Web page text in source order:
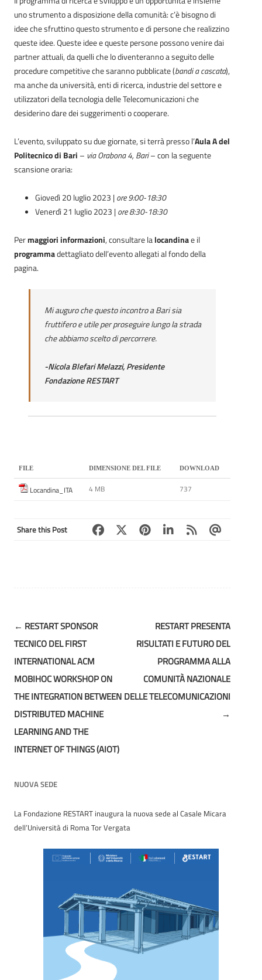
uno strumento a disposizione della comunità: c’è bisogno di
idee che sfruttino questo strumento e di persone che realizzino
queste idee. Queste idee e queste persone possono venire dai
partner attuali, da quelli che lo diventeranno a seguito delle
procedure competitive che saranno pubblicate (bandi a cascata),
ma anche da università, enti di ricerca, industrie del settore e
utilizzatori della tecnologia delle Telecomunicazioni che
desiderino dare dei suggerimenti o cooperare.
L’evento, sviluppato su due giornate, si terrà presso l’Aula A del
Politecnico di Bari – via Orabona 4, Bari– con la seguente
scansione oraria:
Giovedì 20 luglio 2023 |ore 9:00-18:30
Venerdì 21 luglio 2023 |ore 8:30-18:30
Permaggiori informazioni, consultare lalocandinae il
programmadettagliato dell’evento allegati al fondo della
pagina.
Mi auguro che questo incontro a Bari sia
fruttifero e utile per proseguire lungo la strada
che abbiamo scelto di percorrere.
-Nicola Blefari Melazzi, Presidente
Fondazione RESTART
FILE DIMENSIONE DEL FILE DOWNLOAD
Locandina_ITA 4 MB 737
Share this Post
Post
navigation
← RESTART SPONSOR
TECNICO DEL FIRST
INTERNATIONAL ACM
MOBIHOC WORKSHOP ON
THE INTEGRATION BETWEEN
DISTRIBUTED MACHINE
LEARNING AND THE
INTERNET OF THINGS (AIOT)
RESTART PRESENTA
RISULTATI E FUTURO DEL
PROGRAMMA ALLA
COMUNITÀ NAZIONALE
DELLE TELECOMUNICAZIONI
→
NUOVA SEDE
La Fondazione RESTART inaugura la nuova sede al Casale Micara
dell’Università di Roma Tor Vergata